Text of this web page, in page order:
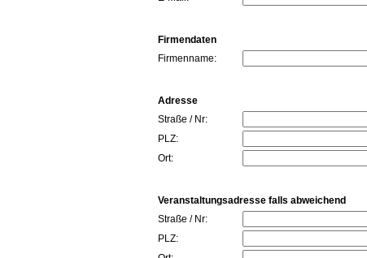
Firmendaten
Firmenname:
Adresse
Straße / Nr:
PLZ:
Ort:
Veranstaltungsadresse falls abweichend
Straße / Nr:
PLZ: